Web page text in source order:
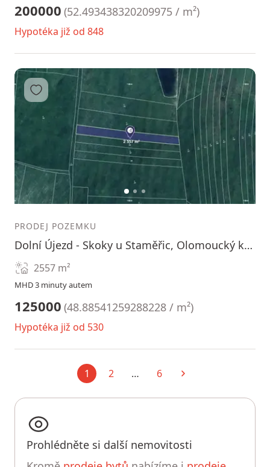
200000 (52.493438320209975 / m²)
Hypotéka již od 848
12 3
Přidat do oblíbených
PRODEJ POZEMKU
Dolní Újezd - Skoky u Staměřic, Olomoucký kraj
2557 m²
MHD 3 minuty autem
125000 (48.88541259288228 / m²)
Hypotéka již od 530
1Aktuální
2 … 6 Další
Prohlédněte si další nemovitosti